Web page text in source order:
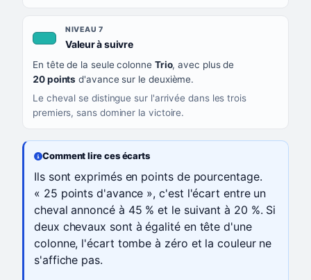
NIVEAU 7
Valeur à suivre, couleur turquoise
En tête de la seule colonne Trio, avec plus de
20 points d'avance sur le deuxième.
Le cheval se distingue sur l'arrivée dans les trois
premiers, sans dominer la victoire.
Comment lire ces écarts
Ils sont exprimés en points de pourcentage.
« 25 points d'avance », c'est l'écart entre un
cheval annoncé à 45 % et le suivant à 20 %. Si
deux chevaux sont à égalité en tête d'une
colonne, l'écart tombe à zéro et la couleur ne
s'affiche pas.